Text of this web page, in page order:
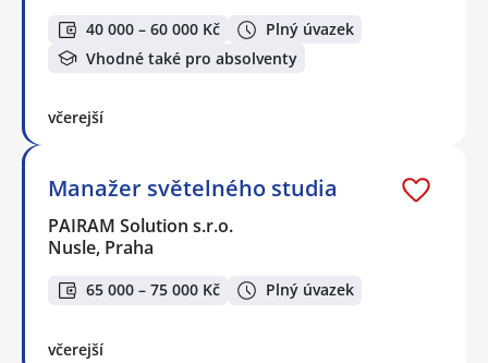
40 000 – 60 000 Kč
Plný úvazek
Vhodné také pro absolventy
včerejší
Manažer světelného studia
PAIRAM Solution s.r.o.
Nusle, Praha
65 000 – 75 000 Kč Plný úvazek
včerejší